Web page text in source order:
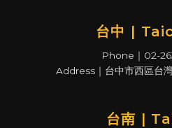
台中 |
Phone｜02-
Address｜台中市西區台
台南 |